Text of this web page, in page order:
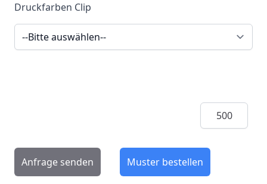
Druckfarben Clip
Menge
Anfrage senden Muster bestellen